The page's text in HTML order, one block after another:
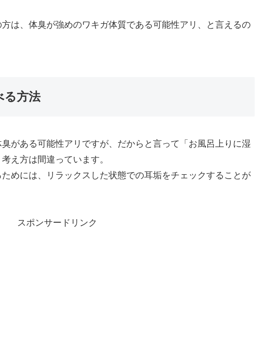
は、体臭が強めのワキガ体質である可能性アリ、と言えるの
る方法
がある可能性アリですが、だからと言って「お風呂上りに湿
え方は間違っています。
めには、リラックスした状態での耳垢をチェックすることが
スポンサードリンク